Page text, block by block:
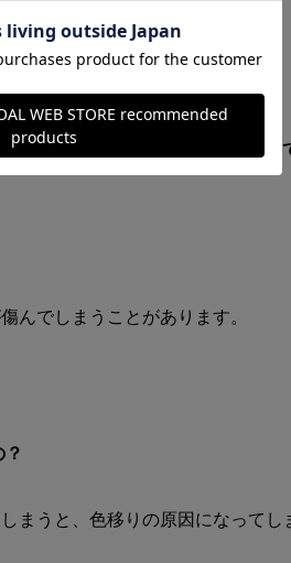
るので、取り扱い絵表示を確認し
んでしまうことがあります。
まうと、色移りの原因になってし